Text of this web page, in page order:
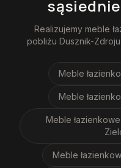
Realizujemy meble
pobliżu Dusznik-Zdroju
Meble
Meble
Meble
Meble